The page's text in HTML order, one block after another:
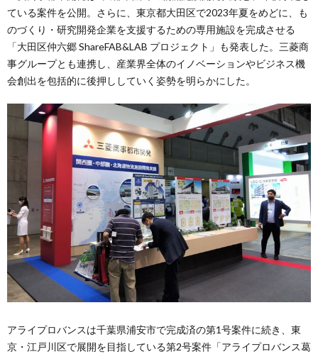
ている案件を公開。さらに、東京都大田区で2023年夏をめどに、も
のづくり・研究開発企業を支援するための専用施設を完成させる
「大田区仲六郷 ShareFAB&LAB プロジェクト」も発表した。三菱商
事グループとも連携し、産業界全体のイノベーションやビジネス機
会創出を包括的に後押ししていく姿勢を明らかにした。
アライプロバンスは千葉県浦安市で完成済の第1号案件に続き、東
京・江戸川区で展開を目指している第2号案件「アライプロバンス葛